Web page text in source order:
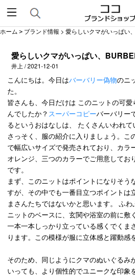
ホーム > ブランド情報 > 愛らしいクマがいっぱい
愛らしいクマがいっぱい、
井上 / 2021-12-01
こんにちは。今日はバーバリー偽物のニ
た。
皆さんも、今日だけは このニットの可
んでしたか？ スーパーコピーバーバリー
るというおはなしは、 たくさんいわれて
さっそく、服の紹介に入りましょう。こ
で幅広いサイズで発売されており、カラ
オレンジ、三つのカラーでご用意してお
です。
まず、このニットはポイントになりそう
すが、その中でも一番目立つポイントは
まさんたちではないかと思います。 ふ
ニットのベースに、玄関や浴室の前に敷
一本一本しっかり立っている感くでくま
ります。この模様が服に立体感と躍動感
そのため、同じようにクマのぬいぐるみ
いっても、より個性的でユニークな印象